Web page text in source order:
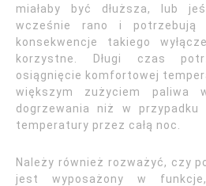
miałaby być dłuższa, lub
wcześnie rano i potrzebują
konsekwencje takiego
korzystne. Długi czas
osiągnięcie komfortowej
większym zużyciem paliwa
dogrzewania niż w przypadku
temperatury przez całą noc.
Należy również rozważyć, czy
jest wyposażony w